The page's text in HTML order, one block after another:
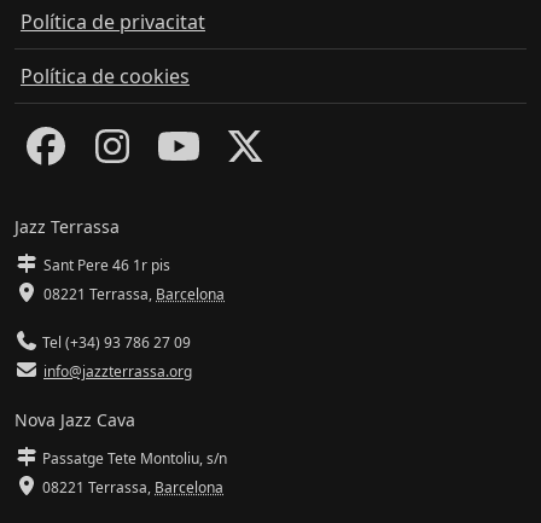
Política de privacitat
Política de cookies
Jazz Terrassa
Sant Pere 46 1r pis
08221 Terrassa, Barcelona
Tel (+34) 93 786 27 09
info@jazzterrassa.org
Nova Jazz Cava
Passatge Tete Montoliu, s/n
08221 Terrassa, Barcelona